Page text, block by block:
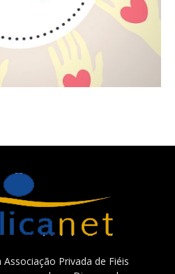
Privada de Fiéis